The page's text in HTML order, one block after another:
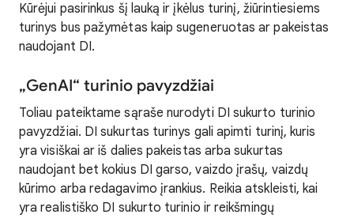
Kūrėjui pasirinkus šį lauką ir įkėlus turinį, žiūrintiesiems
turinys bus pažymėtas kaip sugeneruotas ar pakeistas
naudojant DI.
„GenAI“ turinio pavyzdžiai
Toliau pateiktame sąraše nurodyti DI sukurto turinio
pavyzdžiai. DI sukurtas turinys gali apimti turinį, kuris
yra visiškai ar iš dalies pakeistas arba sukurtas
naudojant bet kokius DI garso, vaizdo įrašų, vaizdų
kūrimo arba redagavimo įrankius. Reikia atskleisti, kai
yra realistiško DI sukurto turinio ir reikšmingų